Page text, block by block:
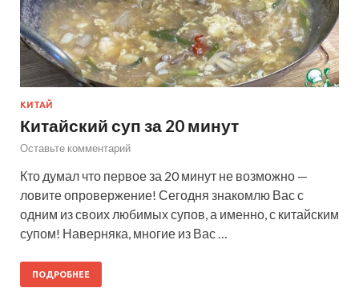
КИТАЙ
Китайский суп за 20 минут
Оставьте комментарий
Кто думал что первое за 20 минут не возможно —
ловите опровержение! Сегодня знакомлю Вас с
одним из своих любимых супов, а именно, с китайским
супом! Наверняка, многие из Вас …
ПОДРОБНЕЕ